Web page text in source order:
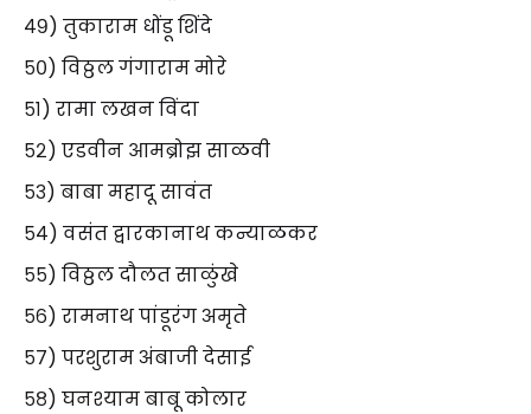
४९) तुकाराम धोंडू शिंदे
५०) विठ्ठल गंगाराम मोरे
५१) रामा लखन विंदा
५२) एडवीन आमब्रोझ साळवी
५३) बाबा महादू सावंत
५४) वसंत द्वारकानाथ कन्याळकर
५५) विठ्ठल दौलत साळुंखे
५६) रामनाथ पांडूरंग अमृते
५७) परशुराम अंबाजी देसाई
५८) घनश्याम बाबू कोलार